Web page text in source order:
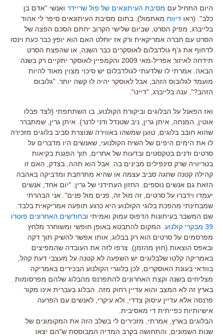
היום התחיל עם מסיבת העיתונאים של פול שריידר ואנשי "אדם בן
כלב". (ראו דיווח מאתמול). בתום מסיבת העיתונאים סיפר לי אהוד
בלייברג, מפיק הסרט, שביום שלישי הקרוב יחתם הסכם הפצה של
הסרט עם חברה אמריקאית ורק אז יוחלט האם הוא יופץ כבר כעת וינסו
לדחוף את ג'ף גולדבלום לאוסקרים כבר השנה, או שהפצת הסרט
תידחה לאיזור אפריל-מאי 2009 והקמפיין לאוסקר יתקיים רק בשנה
הבאה. אמרתי לו שלדעתי לגולדבלום יש סיכוי מצוין מאוד להיות
מועמד לגלובוס הזהב, אבל לאוסקר יהיה לו קשה יותר. "גלובוס
הזהב?", ענה בלייברג, "דיינו".
ואז הפאנל על הבלוגים וביקורת הקולנוע, בו השתתפתי (לצד פבלו
אוטין, המנחה, איתן גרין, ניב שטנדל ודני לרנר). איתן גרין, שמתברר
שהוא חובב בלוגים, טוען שמשהו באווירה שנוצרת סביב בלוגים מזכירה
לו את הימים היפים של השיח הקולנועי, שאנשים היו מדברים על
סרטים ודנים בטקסטים ובדעות של אחרים, תוך הפגנת בקיאות
בטריוויה שרק סינפילים מבינים בה. אבל הוא תהה, בצדק, האם זו
קהילה קטנה שחגה סביב עצמה או שהיא מתרחבת ומדביקה באהבה
הזאת גם אנשים נוספים. החזון העתידני של גרין: "יום אחד, אנשים
יעמדו וידברו על סרטים, זה מול זה, פנים מול פנים". אני הבהרתי
שמבחינתי מהפכת בלוגי הקולנוע היא כרגע תופעה אמריקאית בלבד.
שם המשבר בעיתונות הדפוס עמוק ואמיתי ובחודשים האחרונים פוטרו
39 מבקרי קולנוע
. המקום להתבטא באופן חופשי ומשוחרר מלחץ
מפרסמים על סרטים הוא רק בבלוג, אותו אפשר להשיק תוך דקה
ובאפס הוצאות (חוץ מהזמן). צרפו לזה את העובדה שהמפיצים
באמריקה קלטו שלבלוגים יש השפעה לא קטנה על מעצבי דעת קהל,
בוודאי בעונת האוסקרים, לכן בלוגרי הקולנוע הבכירים באמריקה
מצליחים בשנה וקצת האחרונים להתפרנס מהבלוג שלהם מפרסומות.
בארץ זה לא המצב והוא עדיין רחוק מזה. הבלוג בעברית אינו מקור
פרנסה אלא עדיין עיסוק צדדי, ולא עיקרי, לאנשים עם הפרעה
אישיותיות כפייתית די מאסיבית.
הבלוגים בארץ, אמרתי, מזכירים לי בשלב הזה את המקומונים של
שנות השמונים, והתחושה בקרב המדיה המבוססת ש"הם יצאו